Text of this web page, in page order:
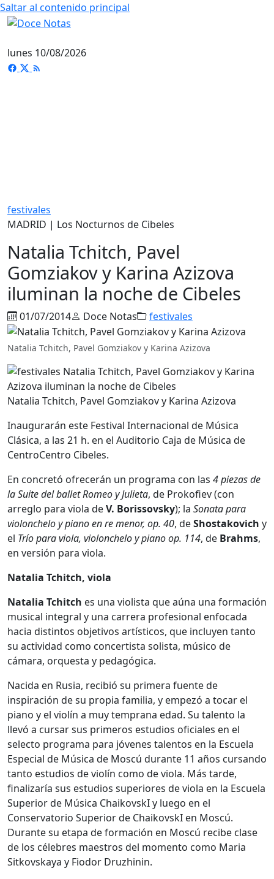
Saltar al contenido principal
lunes 10/08/2026
festivales
MADRID | Los Nocturnos de Cibeles
Natalia Tchitch, Pavel
Gomziakov y Karina Azizova
iluminan la noche de Cibeles
01/07/2014 Doce Notas festivales
Natalia Tchitch, Pavel Gomziakov y Karina Azizova
Natalia Tchitch, Pavel Gomziakov y Karina Azizova
Inaugurarán este Festival Internacional de Música
Clásica, a las 21 h. en el Auditorio Caja de Música de
CentroCentro Cibeles.
En concretó ofrecerán un programa con las 4 piezas de
la Suite del ballet Romeo y Julieta, de Prokofiev (con
arreglo para viola deV. Borissovsky); la Sonata para
violonchelo y piano en re menor, op. 40, deShostakovich y
el Trío para viola, violonchelo y piano op. 114, de Brahms,
en versión para viola.
Natalia Tchitch, viola
Natalia Tchitch es una violista que aúna una formación
musical integral y una carrera profesional enfocada
hacia distintos objetivos artísticos, que incluyen tanto
su actividad como concertista solista, músico de
cámara, orquesta y pedagógica.
Nacida en Rusia, recibió su primera fuente de
inspiración de su propia familia, y empezó a tocar el
piano y el violín a muy temprana edad. Su talento la
llevó a cursar sus primeros estudios oficiales en el
selecto programa para jóvenes talentos en la Escuela
Especial de Música de Moscú durante 11 años cursando
tanto estudios de violín como de viola. Más tarde,
finalizaría sus estudios superiores de viola en la Escuela
Superior de Música ChaikovskI y luego en el
Conservatorio Superior de ChaikovskI en Moscú.
Durante su etapa de formación en Moscú recibe clase
de los célebres maestros del momento como Maria
Sitkovskaya y Fiodor Druzhinin.